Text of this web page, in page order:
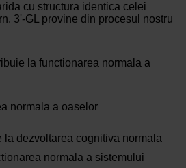
cu structura identica celei
3'-GL provine din procesul nostru
la functionarea normala a
normala a oaselor
la dezvoltarea cognitiva normala
normala a sistemului